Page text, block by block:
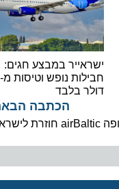
ישראייר במבצע חגים:
חבילות נופש וטיסות מ-389
דולר בלבד
הכתבה הבאה